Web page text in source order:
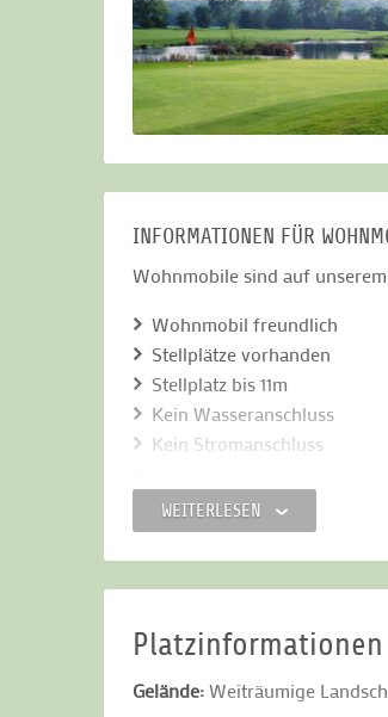
INFORMATIONEN FÜR
Wohnmobile sind auf
Wohnmobil freundlich
Stellplätze vorhanden
Stellplatz bis 11m
Kein Wasseranschluss
Kein Stromanschluss
Anzahl Stellplätze: 7
WEITERLESEN
Platzinformationen
Gelände:Weiträumige